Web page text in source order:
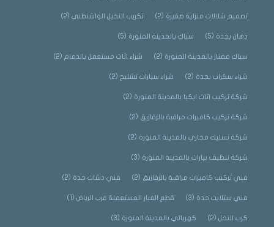
تصميم شلالات منزلية صغيرة (2) تكريب النخيل الواشنطني(2)
دهان بجدة (5) سباك بالمدينة المنورة (5)
سباك ممتاز بالمدينة المنورة (2) شراء اثاث مستعمل بالدمام (2)
شراء سكراب بجدة (2) شراء سيارات تشليح (2)
شركة تركيب اثاث ايكيا بالمدينة المنورة (2)
شركة تركيب كاميرات مراقبة بالزقازيق (2)
شركة تسليك مجاري بالمدينة المنورة (2)
شركة تنظيف بيارات بالمدينة المنورة (3)
فني تركيب كاميرات مراقبة بالزقازيق (2) فني دشات جدة (2)
فني ستلايت جدة (3) قطع الغيار المستعملة غرب الرياض(1)
كرب النخل(2) كهربائي بالمدينة المنورة (3)